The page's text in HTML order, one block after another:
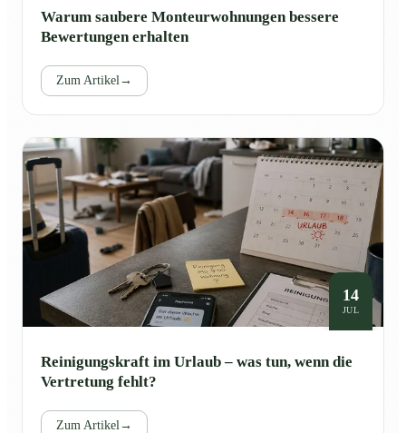
Warum saubere Monteurwohnungen bessere
Bewertungen erhalten
Zum Artikel →
14
JUL
Reinigungskraft im Urlaub – was tun, wenn die
Vertretung fehlt?
Zum Artikel →